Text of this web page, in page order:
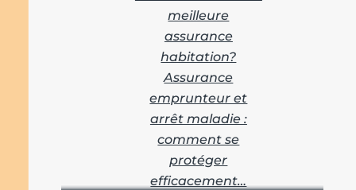
meilleure
assurance
habitation?
Assurance
emprunteur et
arrêt maladie :
comment se
protéger
efficacement…